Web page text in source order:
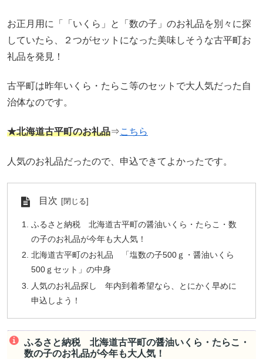
お正月用に「「いくら」と「数の子」のお礼品を別々に探
していたら、２つがセットになった美味しそうな古平町お
礼品を発見！
古平町は昨年いくら・たらこ等のセットで大人気だった自
治体なのです。
★北海道古平町のお礼品⇒こちら
人気のお礼品だったので、申込できてよかったです。
目次
ふるさと納税 北海道古平町の醤油いくら・たらこ・数
の子のお礼品が今年も大人気！
北海道古平町のお礼品 「塩数の子500ｇ・醤油いくら
500ｇセット」の中身
人気のお礼品探し 年内到着希望なら、とにかく早めに
申込しよう！
ふるさと納税 北海道古平町の醤油いくら・たらこ・
数の子のお礼品が今年も大人気！